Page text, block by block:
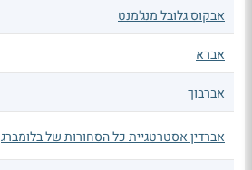
אבקוס גלובל מנג'מנט
אברא
אברבוך
אברדין אסטרטגיית כל הסחורות של בלומברג